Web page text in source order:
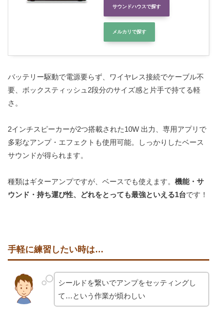
サウンドハウスで探す
メルカリで探す
バッテリー駆動で電源要らず、ワイヤレス接続でケーブル不
要、ボックスティッシュ2段分のサイズ感と片手で持てる軽
さ。
2インチスピーカーが2つ搭載された10W 出力、専用アプリで
多彩なアンプ・エフェクトも使用可能。しっかりしたベース
サウンドが得られます。
種類はギターアンプですが、ベースでも使えます。 機能・サ
ウンド・持ち運び性、どれをとっても最強といえる1台です！
手軽に練習したい時は…
シールドを繋いでアンプをセッティングし
て…という作業が煩わしい